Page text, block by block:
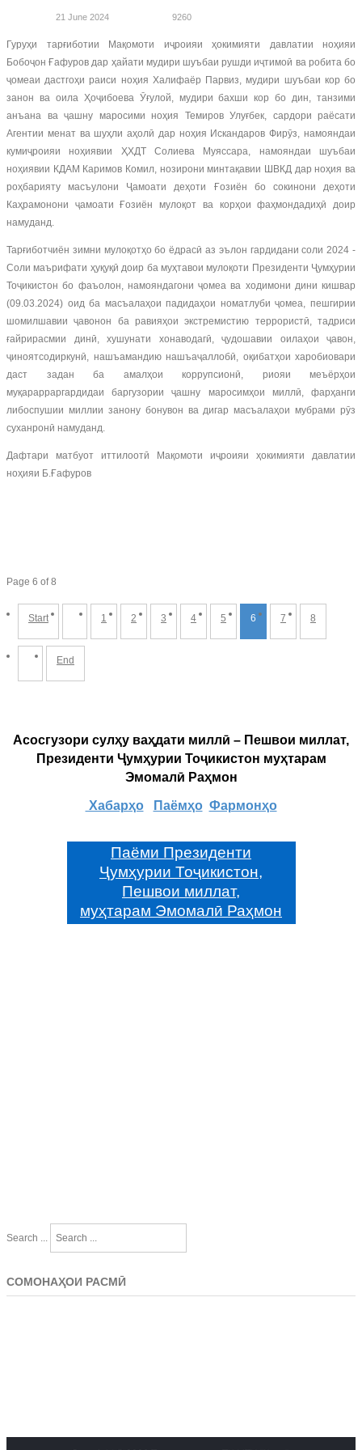
21 June 2024 9260
Гуруҳи тарғиботии Мақомоти иҷроияи ҳокимияти давлатии ноҳияи
Бобоҷон Ғафуров дар ҳайати мудири шуъбаи рушди иҷтимоӣ ва робита бо
ҷомеаи дастгоҳи раиси ноҳия Халифаёр Парвиз, мудири шуъбаи кор бо
занон ва оила Ҳоҷибоева Ӯғулой, мудири бахши кор бо дин, танзими
анъана ва ҷашну маросими ноҳия Темиров Улуғбек, сардори раёсати
Агентии менат ва шуҳли аҳолӣ дар ноҳия Искандаров Фирӯз, намояндаи
кумиҷроияи ноҳиявии ҲХДТ Солиева Муяссара, намояндаи шуъбаи
ноҳиявии КДАМ Каримов Комил, нозирони минтақавии ШВКД дар ноҳия ва
роҳбарияту масъулони Ҷамоати деҳоти Ғозиён бо сокинони деҳоти
Каҳрамонони ҷамоати Ғозиён мулоқот ва корҳои фаҳмондадиҳӣ доир
намуданд.
Тарғиботчиён зимни мулоқотҳо бо ёдрасӣ аз эълон гардидани соли 2024 -
Соли маърифати ҳуқуқӣ доир ба муҳтавои мулоқоти Президенти Ҷумҳурии
Тоҷикистон бо фаъолон, намояндагони ҷомеа ва ходимони дини кишвар
(09.03.2024) оид ба масъалаҳои падидаҳои номатлуби ҷомеа, пешгирии
шомилшавии ҷавонон ба равияҳои экстремистию террористӣ, тадриси
ғайрирасмии динӣ, хушунати хонаводагӣ, ҷудошавии оилаҳои ҷавон,
ҷиноятсодиркунӣ, нашъамандию нашъаҷаллобӣ, оқибатҳои харобиовари
даст задан ба амалҳои коррупсионӣ, риояи меъёрҳои
муқарарраргардидаи баргузории ҷашну маросимҳои миллӣ, фарҳанги
либоспушии миллии занону бонувон ва дигар масъалаҳои мубрами рӯз
суханронӣ намуданд.
Дафтари матбуот иттилоотӣ Мақомоти иҷроияи ҳокимияти давлатии
ноҳияи Б.Ғафуров
Page 6 of 8
Start 1 2 3 4 5 6 7 8
End
Асосгузори сулҳу ваҳдати миллӣ – Пешвои миллат,
Президенти Ҷумҳурии Тоҷикистон муҳтарам
Эмомалӣ Раҳмон
Хабарҳо Паёмҳо Фармонҳо
Паёми Президенти
Ҷумҳурии Тоҷикистон,
Пешвои миллат,
муҳтарам Эмомалӣ Раҳмон
Search ...
СОМОНАҲОИ РАСМӢ